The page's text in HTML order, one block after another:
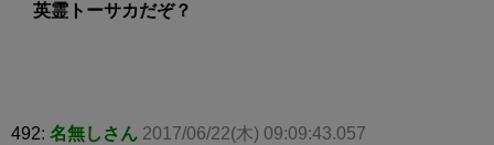
英霊トーサカだぞ？
492: 名無しさん 2017/06/22(木) 09:09:43.057